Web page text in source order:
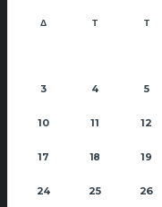
Δ Τ Τ
3 4 5
10 11 12
17 18 19
24 25 26